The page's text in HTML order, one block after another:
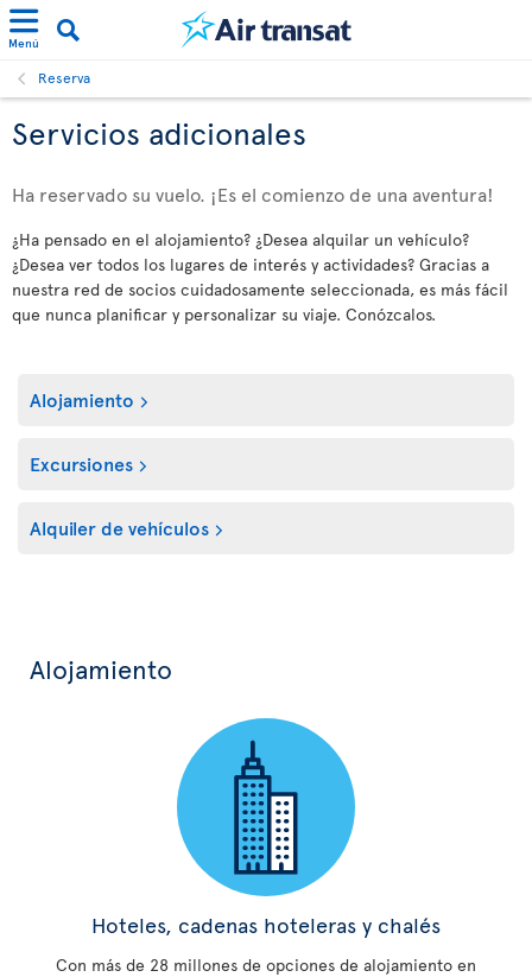
Menú
Reserva
Servicios adicionales
Ha reservado su vuelo. ¡Es el comienzo de una aventura!
¿Ha pensado en el alojamiento? ¿Desea alquilar un vehículo?
¿Desea ver todos los lugares de interés y actividades? Gracias a
nuestra red de socios cuidadosamente seleccionada, es más fácil
que nunca planificar y personalizar su viaje. Conózcalos.
Alojamiento
Excursiones
Alquiler de vehículos
Alojamiento
Hoteles, cadenas hoteleras y chalés
Con más de 28 millones de opciones de alojamiento en